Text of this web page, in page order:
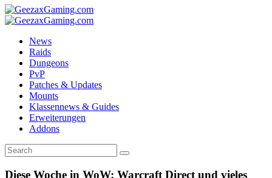
News
Raids
Dungeons
PvP
Patches & Updates
Mounts
Klassennews & Guides
Erweiterungen
Addons
Diese Woche in WoW: Warcraft Direct und vieles